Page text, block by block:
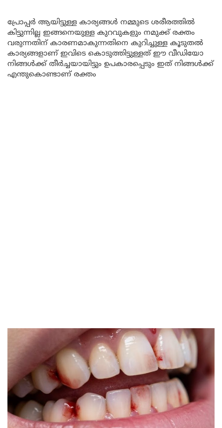
പ്രോപ്പർ ആയിട്ടുള്ള കാര്യങ്ങൾ നമ്മുടെ ശരീരത്തിൽ
കിട്ടുന്നില്ല ഇങ്ങനെയുള്ള കുറവുകളും നമുക്ക് രക്തം
വരുന്നതിന് കാരണമാകുന്നതിനെ കുറിച്ചുള്ള കൂടുതൽ
കാര്യങ്ങളാണ് ഇവിടെ കൊടുത്തിട്ടുള്ളത് ഈ വീഡിയോ
നിങ്ങൾക്ക് തീർച്ചയായിട്ടും ഉപകാരപ്പെടും ഇത് നിങ്ങൾക്ക്
എന്തുകൊണ്ടാണ് രക്തം